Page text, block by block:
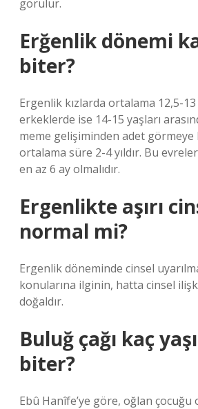
görülür.
Erğenlik dönemi
biter?
Ergenlik kızlarda ortalama 12,5-13
erkeklerde ise 14-15 yaşları
meme gelişiminden adet görmeye
ortalama süre 2-4 yıldır. Bu
en az 6 ay olmalıdır.
Ergenlikte aşırı
normal mi?
Ergenlik döneminde cinsel
konularına ilginin, hatta cinsel
doğaldır.
Buluğ çağı kaç
biter?
Ebû Hanîfe’ye göre, oğlan çocuğu